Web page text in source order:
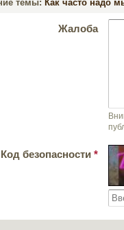
темы: Как часто надо
Жалоба
Код безопасности*